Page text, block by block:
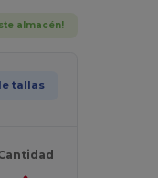
almacén!
tallas